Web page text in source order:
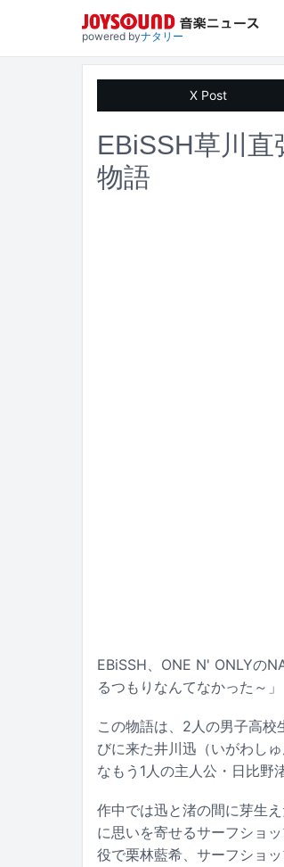
powered byナタリー
X Post
EBiSSH草川
物語
EBiSSH、ONE N' ONLYの
るつもりなんてなかった～
この物語は、2人の男子高
びに来た井川迅（いがわし
なもう1人の主人公・日比野
作中では迅と渚の間に芽生
に思いを寄せるサーフショ
役で栗林藍希、サーフショ